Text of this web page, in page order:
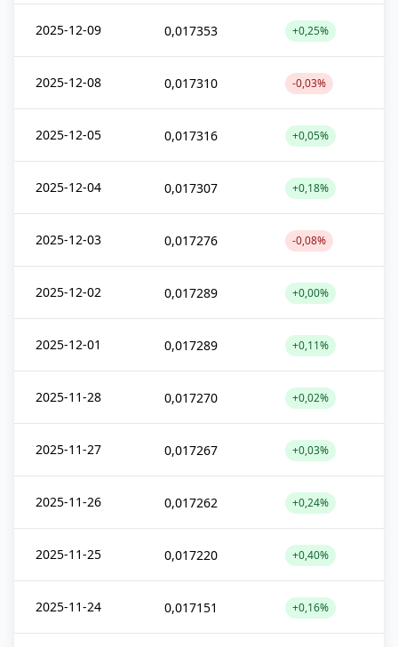
2025-12-09 0,017353 +0,25%
2025-12-08 0,017310 -0,03%
2025-12-05 0,017316 +0,05%
2025-12-04 0,017307 +0,18%
2025-12-03 0,017276 -0,08%
2025-12-02 0,017289 +0,00%
2025-12-01 0,017289 +0,11%
2025-11-28 0,017270 +0,02%
2025-11-27 0,017267 +0,03%
2025-11-26 0,017262 +0,24%
2025-11-25 0,017220 +0,40%
2025-11-24 0,017151 +0,16%